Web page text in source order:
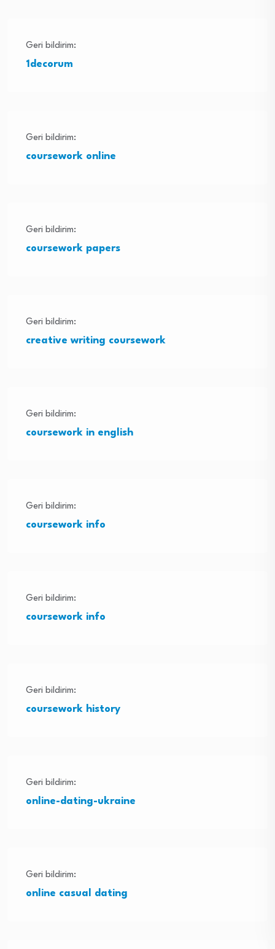
Geri bildirim:
1decorum
Geri bildirim:
coursework online
Geri bildirim:
coursework papers
Geri bildirim:
creative writing coursework
Geri bildirim:
coursework in english
Geri bildirim:
coursework info
Geri bildirim:
coursework info
Geri bildirim:
coursework history
Geri bildirim:
online-dating-ukraine
Geri bildirim:
online casual dating